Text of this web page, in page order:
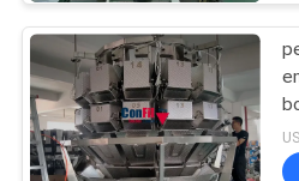
POLICYcompruebe
máquina
pesador